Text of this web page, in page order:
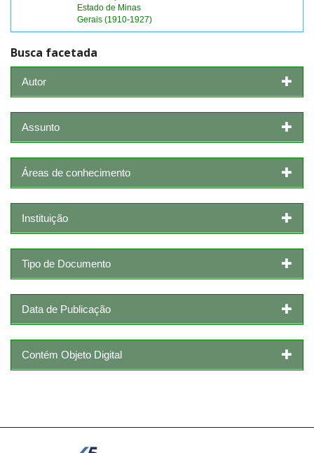
Estado de Minas
Gerais (1910-1927)
Busca facetada
Autor
Assunto
Áreas de conhecimento
Instituição
Tipo de Documento
Data de Publicação
Contém Objeto Digital